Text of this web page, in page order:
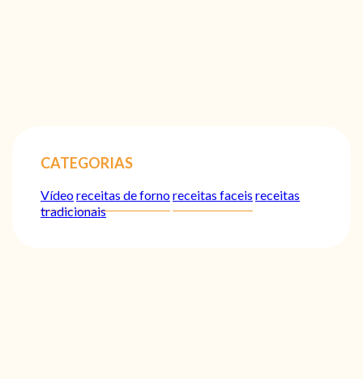
CATEGORIAS
Vídeoreceitas de fornoreceitas faceis receitas
tradicionais